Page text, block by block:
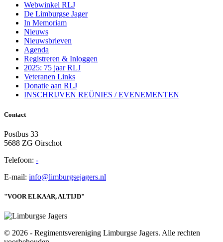
Webwinkel RLJ
De Limburgse Jager
In Memoriam
Nieuws
Nieuwsbrieven
Agenda
Registreren & Inloggen
2025: 75 jaar RLJ
Veteranen Links
Donatie aan RLJ
INSCHRIJVEN REÜNIES / EVENEMENTEN
Contact
Postbus 33
5688 ZG Oirschot
Telefoon: -
E-mail: info@limburgsejagers.nl
"VOOR ELKAAR, ALTIJD"
© 2026 - Regimentsvereniging Limburgse Jagers. Alle rechten